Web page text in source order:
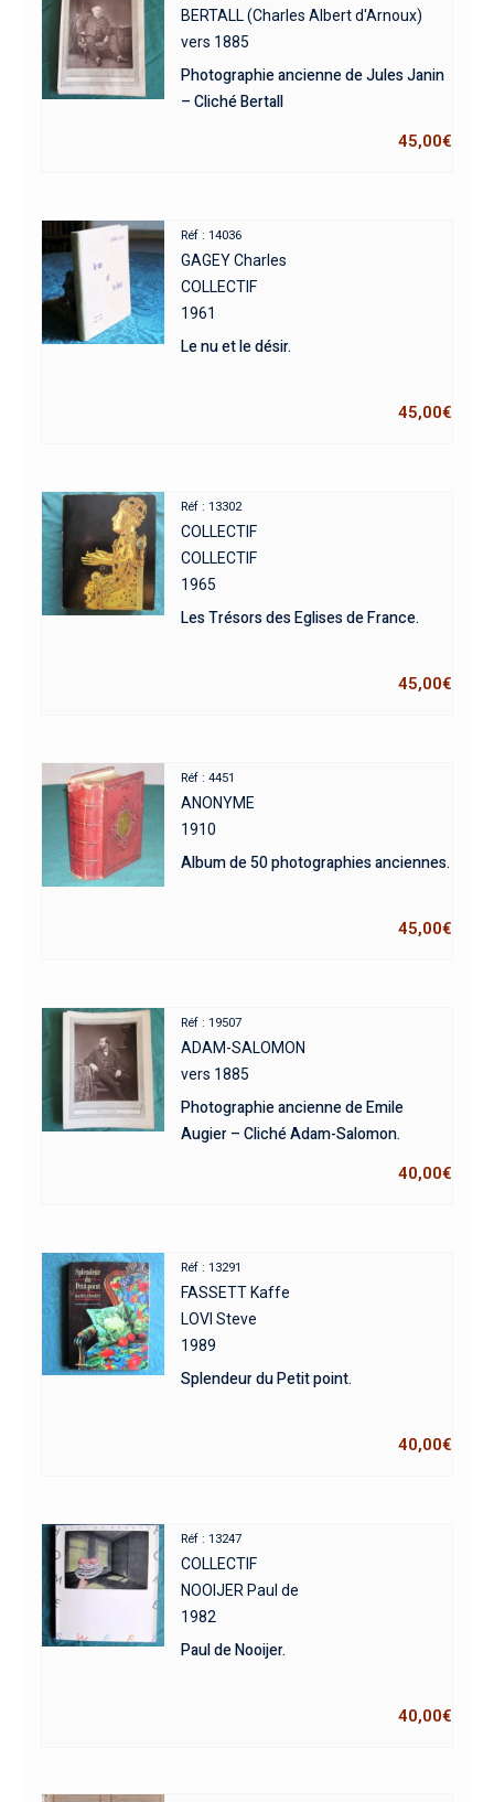
BERTALL (Charles Albert d'Arnoux)
vers 1885
Photographie ancienne de Jules Janin
– Cliché Bertall
45,00€
Réf : 14036
GAGEY Charles
COLLECTIF
1961
Le nu et le désir.
45,00€
Réf : 13302
COLLECTIF
COLLECTIF
1965
Les Trésors des Eglises de France.
45,00€
Réf : 4451
ANONYME
1910
Album de 50 photographies anciennes.
45,00€
Réf : 19507
ADAM-SALOMON
vers 1885
Photographie ancienne de Emile
Augier – Cliché Adam-Salomon.
40,00€
Réf : 13291
FASSETT Kaffe
LOVI Steve
1989
Splendeur du Petit point.
40,00€
Réf : 13247
COLLECTIF
NOOIJER Paul de
1982
Paul de Nooijer.
40,00€